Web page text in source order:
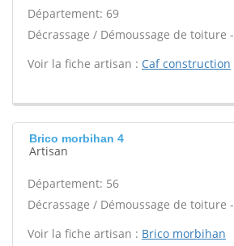
Département: 69
Décrassage / Démoussage de toiture -
Voir la fiche artisan : Caf construction
Brico morbihan 4
Artisan
Département: 56
Décrassage / Démoussage de toiture -
Voir la fiche artisan : Brico morbihan